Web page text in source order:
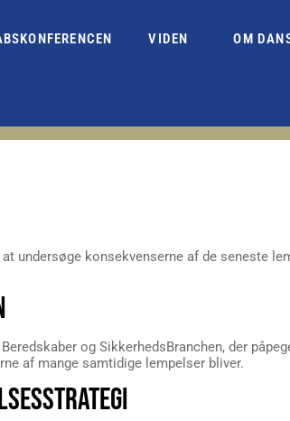
VIDEN OM
undersøge konsekvenserne af de seneste
og SikkerhedsBranchen, der
af mange samtidige lempelser bliver.